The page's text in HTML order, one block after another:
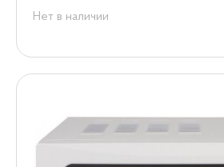
Нет в наличии